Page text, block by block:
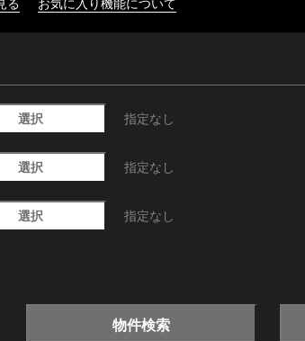
選択 指定なし
選択 指定なし
選択 指定なし
物件検索